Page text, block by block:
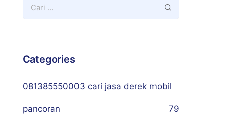
Categories
081385550003 cari jasa derek mobil
pancoran 79